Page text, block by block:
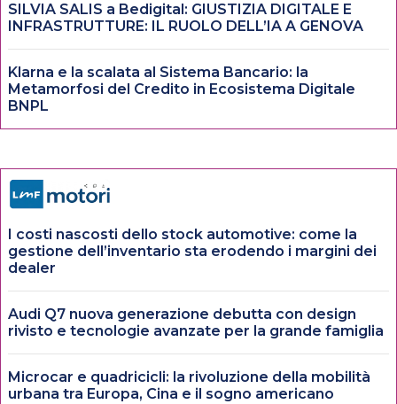
SILVIA SALIS a Bedigital: GIUSTIZIA DIGITALE E
INFRASTRUTTURE: IL RUOLO DELL’IA A GENOVA
Klarna e la scalata al Sistema Bancario: la
Metamorfosi del Credito in Ecosistema Digitale
BNPL
I costi nascosti dello stock automotive: come la
gestione dell’inventario sta erodendo i margini dei
dealer
Audi Q7 nuova generazione debutta con design
rivisto e tecnologie avanzate per la grande famiglia
Microcar e quadricicli: la rivoluzione della mobilità
urbana tra Europa, Cina e il sogno americano